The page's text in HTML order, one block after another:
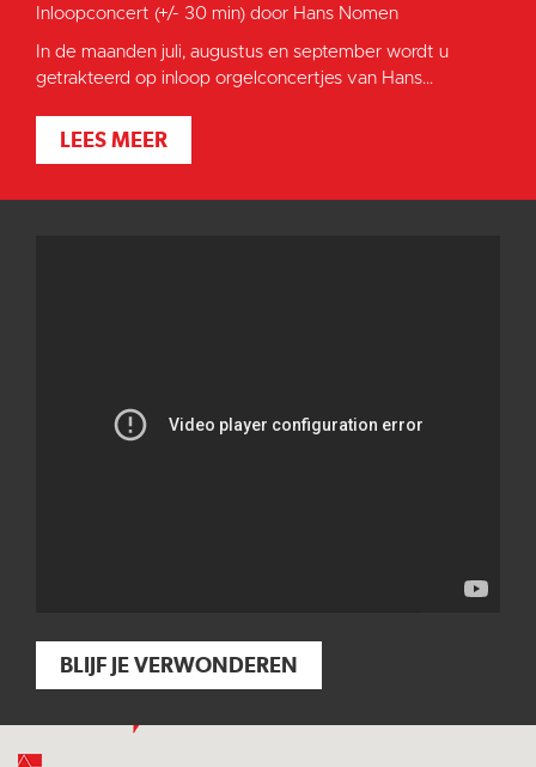
Inloopconcert (+/- 30 min) door Hans Nomen
In de maanden juli, augustus en september wordt u
getrakteerd op inloop orgelconcertjes van Hans...
LEES MEER
BLIJF JE VERWONDEREN